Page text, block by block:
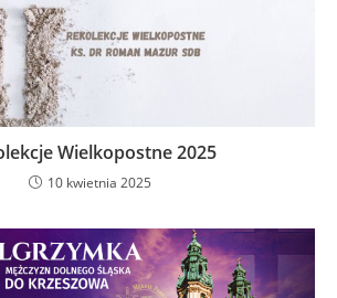
Wielkopostne 2025
10 kwietnia 2025